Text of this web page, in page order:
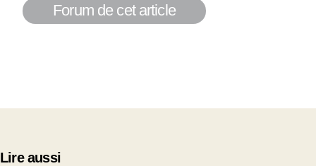
Forum de cet article
Lire aussi